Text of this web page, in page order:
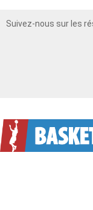
Suivez-nous sur les